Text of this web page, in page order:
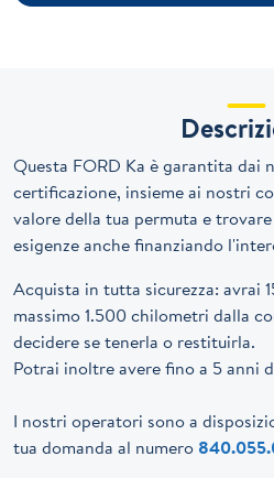
Questa FORD Ka è garantita dai
certificazione, insieme ai nostri
valore della tua permuta e
esigenze anche finanziando
Acquista in tutta sicurezza: avrai
massimo 1.500 chilometri dalla
decidere se tenerla o restituirla.
Potrai inoltre avere fino a 5 anni
I nostri operatori sono a
tua domanda al numero